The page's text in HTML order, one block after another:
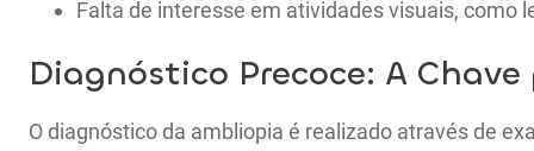
Falta de interesse em atividades visuais, como
Diagnóstico Precoce: A Chave
O diagnóstico da ambliopia é realizado através de